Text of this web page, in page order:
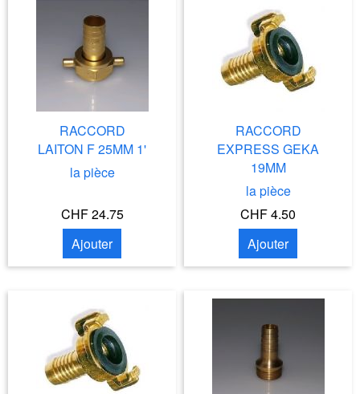
RACCORD
LAITON F 25MM 1'
la pièce
CHF 24.75
Ajouter
RACCORD
EXPRESS GEKA
19MM
la pièce
CHF 4.50
Ajouter